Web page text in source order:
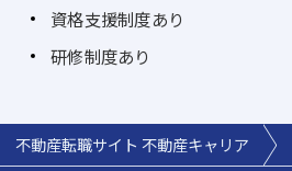
資格支援制度あり
研修制度あり
不動産転職サイト 不動産キャリア